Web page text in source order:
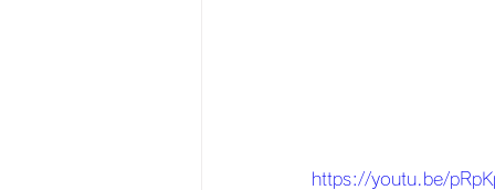
https://youtu.be/